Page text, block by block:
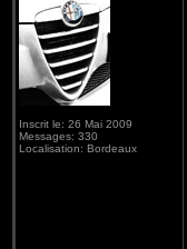
Inscrit le: 26 Mai 2009
Messages: 330
Localisation: Bordeaux